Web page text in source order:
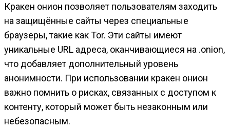
Кракен онион позволяет пользователям заходить
на защищённые сайты через специальные
браузеры, такие как Tor. Эти сайты имеют
уникальные URL адреса, оканчивающиеся на .onion,
что добавляет дополнительный уровень
анонимности. При использовании кракен онион
важно помнить о рисках, связанных с доступом к
контенту, который может быть незаконным или
небезопасным.